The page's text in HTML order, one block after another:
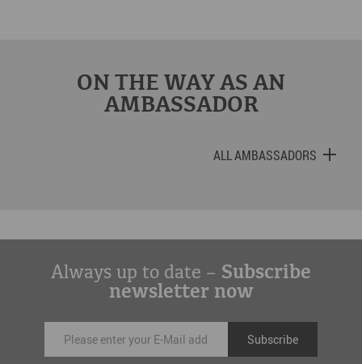
ON THE WAY AS AN
AMBASSADOR
ALL AMBASSADORS
Always up to date – Subscribe
newsletter now